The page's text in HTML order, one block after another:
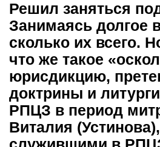
Решил заняться
Занимаясь долгое
сколько их всего.
что же такое
юрисдикцию,
доктрины и
РПЦЗ в период
Виталия